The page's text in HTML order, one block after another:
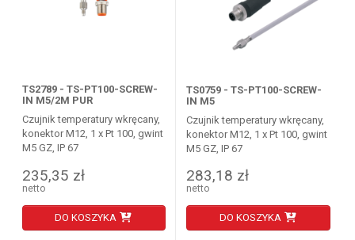
TS2789 - TS-PT100-SCREW-
IN M5/2M PUR
Czujnik temperatury wkręcany,
konektor M12, 1 x Pt 100, gwint
M5 GZ, IP 67
235,35 zł
netto
DO KOSZYKA
TS0759 - TS-PT100-SCREW-
IN M5
Czujnik temperatury wkręcany,
konektor M12, 1 x Pt 100, gwint
M5 GZ, IP 67
283,18 zł
netto
DO KOSZYKA